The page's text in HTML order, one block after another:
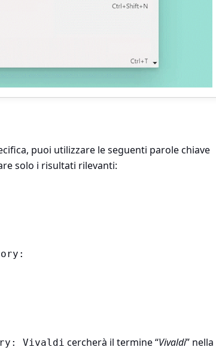
puoi utilizzare le seguenti parole chiave
solo i risultati rilevanti:
Vivaldi cercherà il termine “Vivaldi” nella